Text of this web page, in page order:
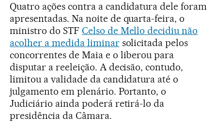
Quatro ações contra a candidatura dele foram
apresentadas. Na noite de quarta-feira, o
ministro do STF Celso de Mello decidiu não
acolher a medida liminarsolicitada pelos
concorrentes de Maia e o liberou para
disputar a reeleição. A decisão, contudo,
limitou a validade da candidatura até o
julgamento em plenário. Portanto, o
Judiciário ainda poderá retirá-lo da
presidência da Câmara.